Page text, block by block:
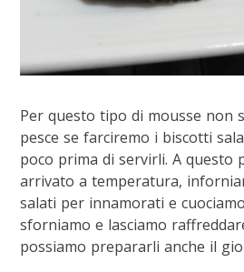
Per questo tipo di mousse non
pesce se farciremo i biscotti
poco prima di servirli. A questo
arrivato a temperatura,
salati per innamorati e
sforniamo e lasciamo
possiamo prepararli anche il